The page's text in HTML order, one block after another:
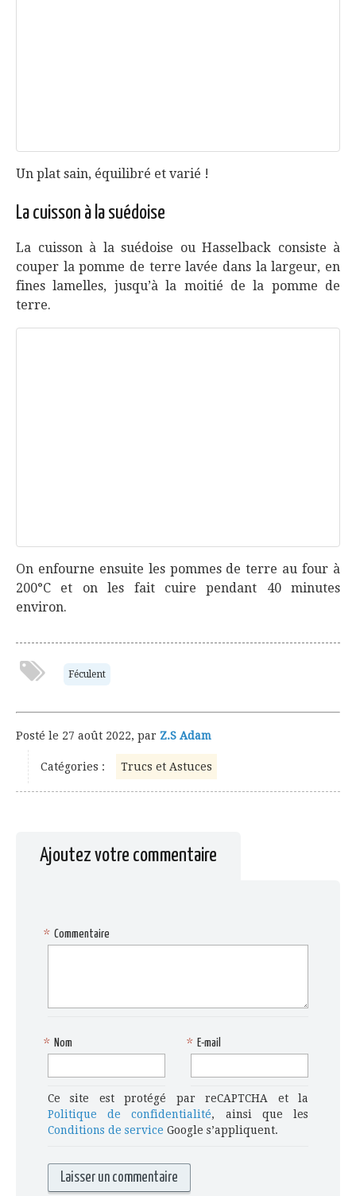
Un plat sain, équilibré et varié !
La cuisson à la suédoise
La cuisson à la suédoise ou Hasselback consiste à
couper la pomme de terre lavée dans la largeur, en
fines lamelles, jusqu’à la moitié de la pomme de
terre.
On enfourne ensuite les pommes de terre au four à
200°C et on les fait cuire pendant 40 minutes
environ.
Féculent
Posté le 27 août 2022, par Z.S Adam
Catégories : Trucs et Astuces
Ajoutez votre commentaire
Commentaire
*
Nom
* E-mail
*
Ce site est protégé par reCAPTCHA et la
Politique de confidentialité, ainsi que les
Conditions de service Google s’appliquent.